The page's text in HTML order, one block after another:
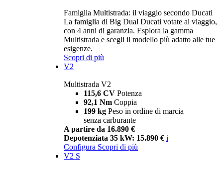
Famiglia Multistrada: il viaggio secondo Ducati
La famiglia di Big Dual Ducati votate al viaggio,
con 4 anni di garanzia. Esplora la gamma
Multistrada e scegli il modello più adatto alle tue
esigenze.
Scopri di più
V2
Multistrada V2
115,6 CV Potenza
92,1 Nm Coppia
199 kg Peso in ordine di marcia
senza carburante
A partire da 16.890 €
Depotenziata 35 kW: 15.890 € i
Configura Scopri di più
V2 S